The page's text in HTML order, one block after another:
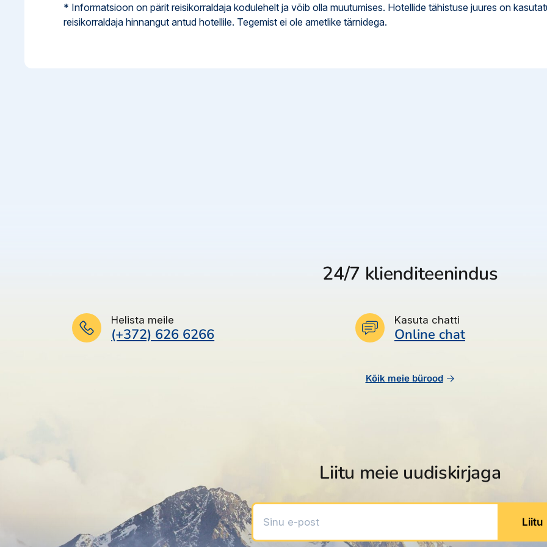
* Informatsioon on pärit reisikorraldaja kodulehelt ja võib olla muutumises. Hotellide tähistuse juures on
reisikorraldaja hinnangut antud hotellile. Tegemist ei ole ametlike tärnidega.
24/7 klienditeenindus
Helista meile
(+372) 626 6266
Kasuta chatti
Online chat
Kõik meie bürood
Liitu meie uudiskirjaga
Sinu e-post
Liitu